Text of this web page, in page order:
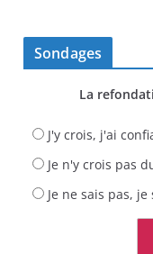
Sondages
La
J'y crois, j'ai
Je n'y crois pas
Je ne sais pas,